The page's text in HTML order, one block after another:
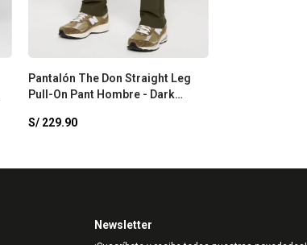
Pantalón The Don Straight Leg
Pull-On Pant Hombre - Dark
S/ 229.90
Newsletter